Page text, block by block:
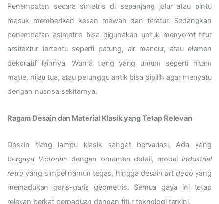
Penempatan secara simetris di sepanjang jalur atau pintu
masuk memberikan kesan mewah dan teratur. Sedangkan
penempatan asimetris bisa digunakan untuk menyorot fitur
arsitektur tertentu seperti patung, air mancur, atau elemen
dekoratif lainnya. Warna tiang yang umum seperti hitam
matte, hijau tua, atau perunggu antik bisa dipilih agar menyatu
dengan nuansa sekitarnya.
Ragam Desain dan Material Klasik yang Tetap Relevan
Desain tiang lampu klasik sangat bervariasi. Ada yang
bergaya Victorian dengan ornamen detail, modelindustrial
retro yang simpel namun tegas, hingga desainart deco yang
memadukan garis-garis geometris. Semua gaya ini tetap
relevan berkat perpaduan dengan fitur teknologi terkini.